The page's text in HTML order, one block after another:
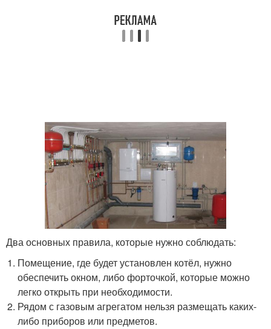
Два основных правила, которые нужно соблюдать:
Помещение, где будет установлен котёл, нужно
обеспечить окном, либо форточкой, которые можно
легко открыть при необходимости.
Рядом с газовым агрегатом нельзя размещать каких-
либо приборов или предметов.